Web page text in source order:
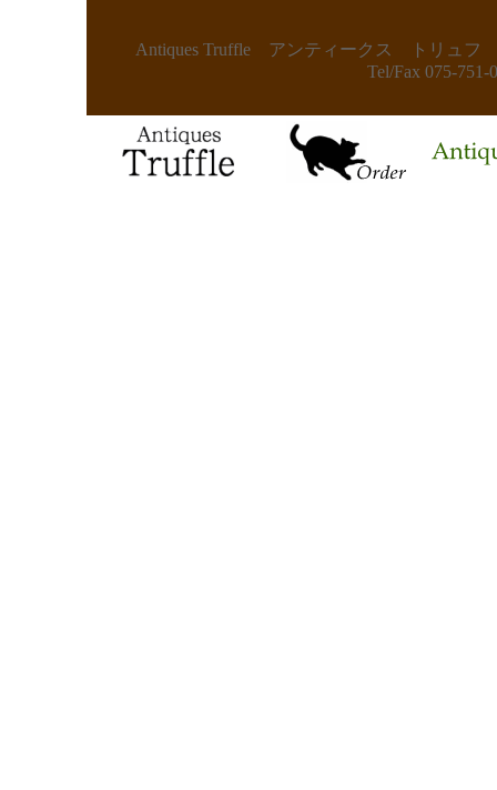
Antiques Truffle アンティークス トリュ
Tel/Fax 075-